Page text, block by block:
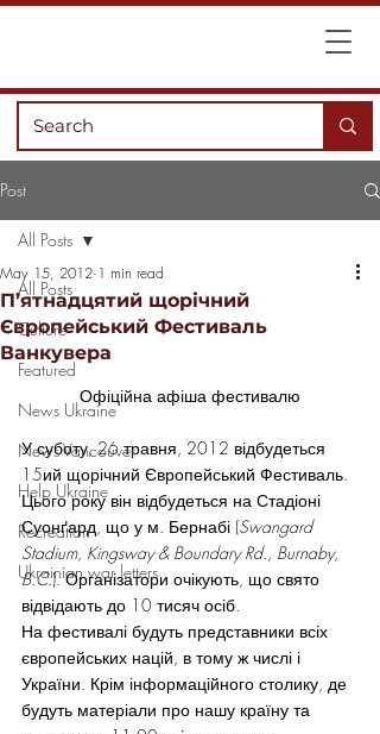
Post
All Posts
Culture
Featured
News Ukraine
News Vancouver
Help Ukraine
Recreation
Ukrainian war letters
All Posts
П’ятнадцятий щорічний
Європейський Фестиваль
Ванкувера
May 15, 2012 1 min read
Офіційна афіша фестивалю
У суботу, 26 травня, 2012 відбудеться
15ий щорічний Європейський Фестиваль.
Цього року він відбудеться на Стадіоні
Суонґард, що у м. Бернабі (Swangard
Stadium, Kingsway & Boundary Rd., Burnaby,
B.C.). Організатори очікують, що свято
відвідають до 10 тисяч осіб.
На фестивалі будуть представники всіх
європейських націй, в тому ж числі і
України. Крім інформаційного столику, де
будуть матеріали про нашу країну та